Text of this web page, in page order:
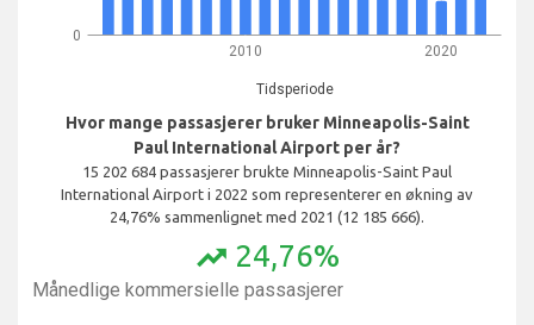
2010 2020
Tidsperiode
0
Hvor mange passasjerer bruker Minneapolis-Saint
Paul International Airport per år?
15 202 684 passasjerer brukte Minneapolis-Saint Paul
International Airport i 2022 som representerer en økning av
24,76% sammenlignet med 2021 (12 185 666).
trending_up 24,76%
Månedlige kommersielle passasjerer